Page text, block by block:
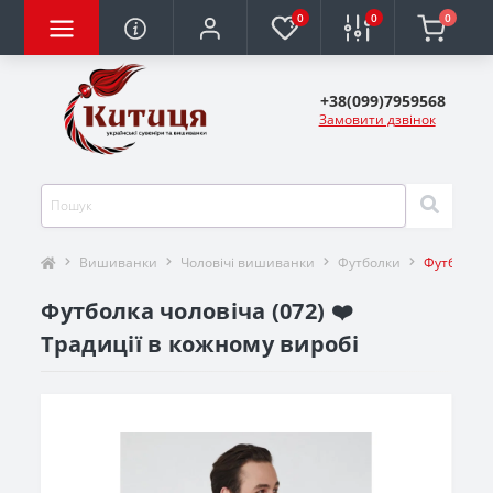
0 0 0
+38(099)7959568
Замовити дзвінок
Вишиванки Чоловічі вишиванки Футболки Футболка
Футболка чоловіча (072) ❤️
Традиції в кожному виробі